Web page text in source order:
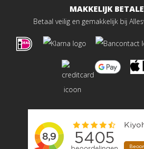
MAKKELIJK
Betaal veilig en gemakkelijk bij